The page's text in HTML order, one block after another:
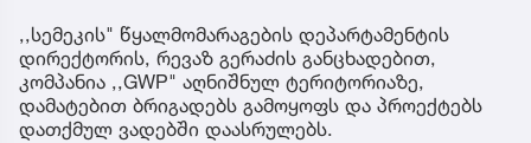
,,სემეკის" წყალმომარაგების დეპარტამენტის
დირექტორის, რევაზ გერაძის განცხადებით,
კომპანია ,,GWP" აღნიშნულ ტერიტორიაზე,
დამატებით ბრიგადებს გამოყოფს და პროექტებს
დათქმულ ვადებში დაასრულებს.